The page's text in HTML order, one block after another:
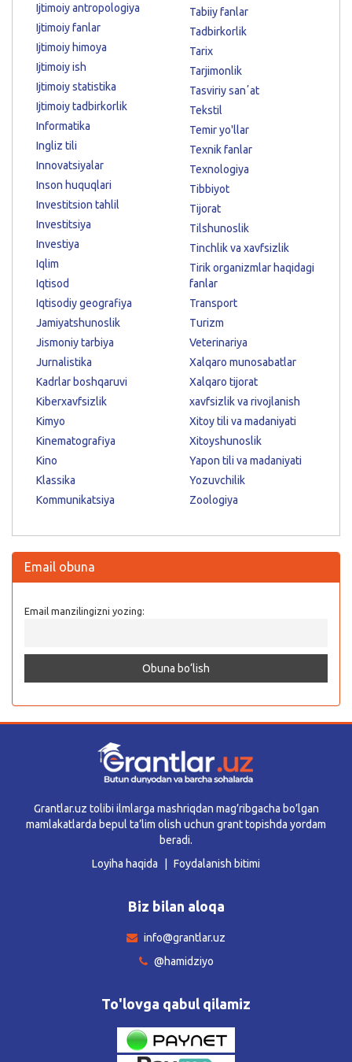
Ijtimoiy antropologiya
Ijtimoiy fanlar
Ijtimoiy himoya
Ijtimoiy ish
Ijtimoiy statistika
Ijtimoiy tadbirkorlik
Informatika
Ingliz tili
Innovatsiyalar
Inson huquqlari
Investitsion tahlil
Investitsiya
Investiya
Iqlim
Iqtisod
Iqtisodiy geografiya
Jamiyatshunoslik
Jismoniy tarbiya
Jurnalistika
Kadrlar boshqaruvi
Kiberxavfsizlik
Kimyo
Kinematografiya
Kino
Klassika
Kommunikatsiya
Tabiiy fanlar
Tadbirkorlik
Tarix
Tarjimonlik
Tasviriy sanʼat
Tekstil
Temir yo'llar
Texnik fanlar
Texnologiya
Tibbiyot
Tijorat
Tilshunoslik
Tinchlik va xavfsizlik
Tirik organizmlar haqidagi
fanlar
Transport
Turizm
Veterinariya
Xalqaro munosabatlar
Xalqaro tijorat
xavfsizlik va rivojlanish
Xitoy tili va madaniyati
Xitoyshunoslik
Yapon tili va madaniyati
Yozuvchilik
Zoologiya
Email obuna
Email manzilingizni yozing:
Grantlar.uz tolibi ilmlarga mashriqdan mag’ribgacha bo’lgan
mamlakatlarda bepul ta’lim olish uchun grant topishda yordam
beradi.
Loyiha haqida
Foydalanish bitimi
Biz bilan aloqa
info@grantlar.uz
@hamidziyo
To'lovga qabul qilamiz